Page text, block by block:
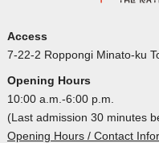
Access
7-22-2 Roppongi Minato-ku
Opening Hours
10:00 a.m.-6:00 p.m.
(Last admission 30 minutes
Opening Hours / Contact